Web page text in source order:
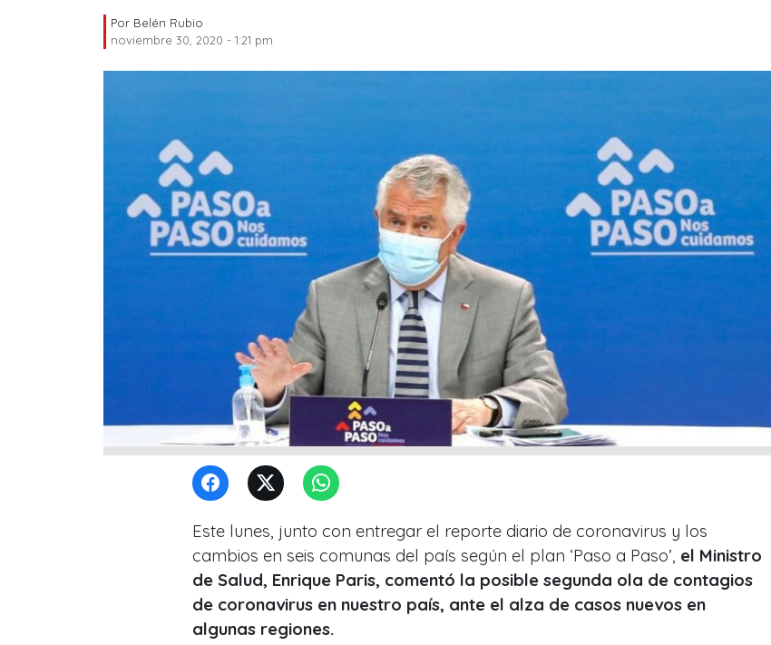
Por Belén Rubio
noviembre 30, 2020 - 1:21 pm
Este lunes, junto con entregar el reporte diario de coronavirus y los
cambios en seis comunas del país según el plan ‘Paso a Paso’, el Ministro
de Salud, Enrique Paris, comentó la posible segunda ola de contagios
de coronavirus en nuestro país, ante el alza de casos nuevos en
algunas regiones.